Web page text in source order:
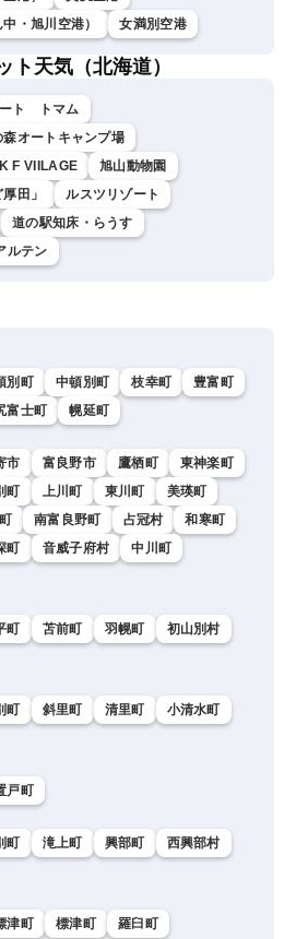
・旭川空港）
女満別空港
ト天気（北海道）
ト トマム
オートキャンプ場
F VIILAGE
旭山動物園
田」
ルスツリゾート
道の駅知床・らうす
ルテン
別町 中頓別町 枝幸町
豊富町
富士町 幌延町
市 富良野市 鷹栖町
東神楽町
町 上川町 東川町
美瑛町
南富良野町 占冠村
和寒町
町 音威子府村
中川町
町 苫前町 羽幌町
初山別村
町 斜里町 清里町
小清水町
戸町
町 滝上町 興部町
西興部村
津町 標津町 羅臼町